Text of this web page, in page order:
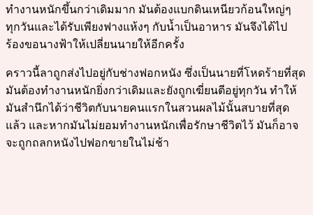
ทำงานหนักขึ้นกว่าเดิมมาก มันต้องแบกดินเหนียวก้อนใหญ่ๆ
ทุกวันและได้รับเพียงฟางแห้งๆ กับน้ำเป็นอาหาร มันจึงได้ไป
ร้องขอนางฟ้าให้เปลี่ยนนายให้อีกครั้ง
คราวนี้ลาถูกส่งไปอยู่กับช่างฟอกหนัง ซึ่งเป็นนายที่โหดร้ายที่สุด
มันต้องทำงานหนักยิ่งกว่าเดิมและยังถูกเฆี่ยนตีอยู่ทุกวัน ทำให้
มันสำนึกได้ว่าชีวิตกับนายคนแรกในสวนผลไม้นั้นสบายที่สุด
แล้ว และหากมันไม่ยอมทำงานหนักเพื่อรักษาชีวิตไว้ มันก็อาจ
จะถูกถลกหนังไปฟอกขายในไม่ช้า